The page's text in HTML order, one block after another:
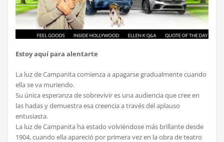
Estoy aquí para alentarte
La luz de Campanita comienza a apagarse gradualmente cuando
ella se va muriendo.
Su única esperanza de sobrevivir es una audiencia que cree en
las hadas y demuestra esa creencia a través del aplauso
entusiasta.
La luz de Campanita ha estado volviéndose más brillante desde
1904, cuando ella apareció por primera vez en la obra de teatro